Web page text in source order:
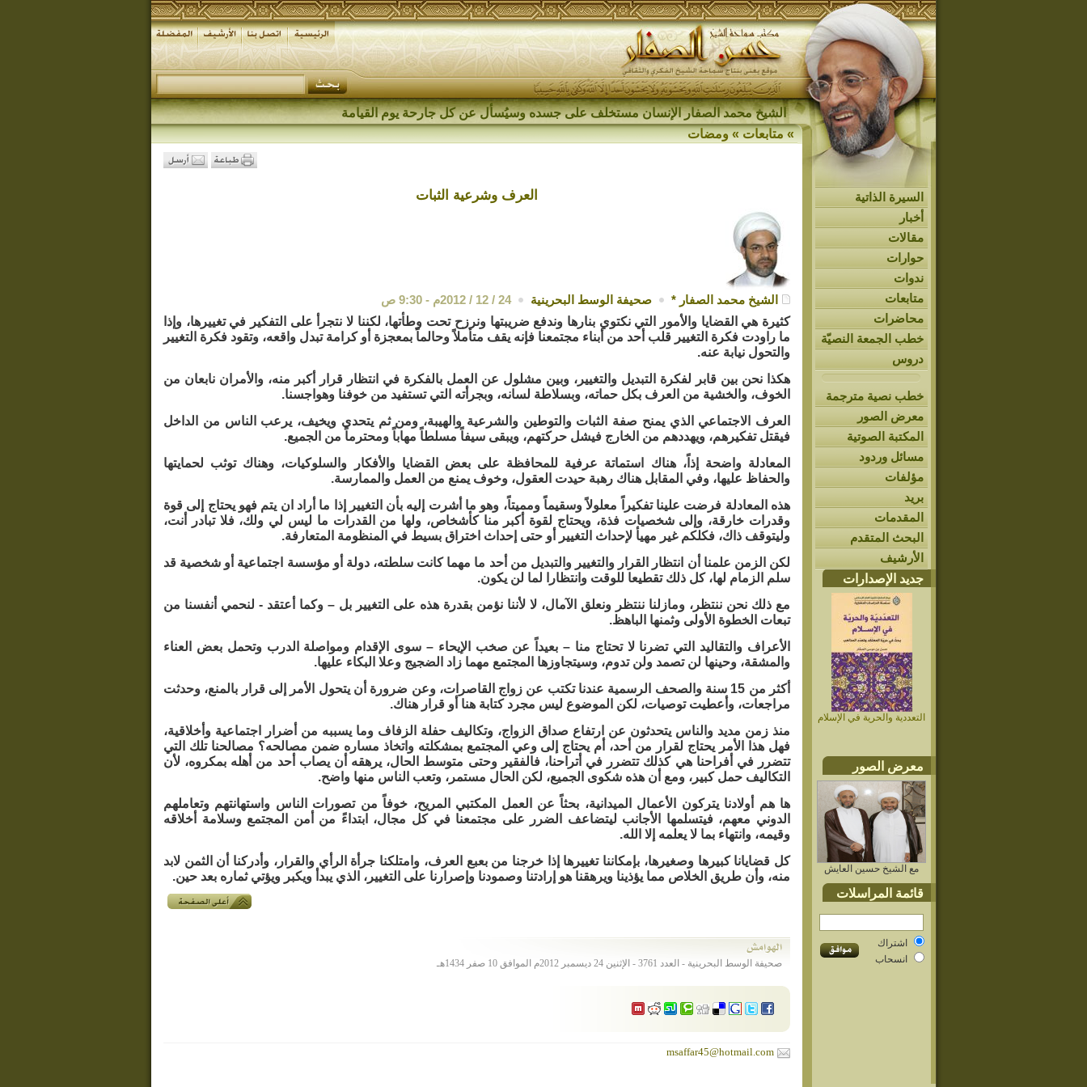
الشيخ محمد الصفار الإنسان مستخلف على جسده وسيُسأل عن كل جارحة يوم القيامة
السيرة الذاتية
أخبار
مقالات
حوارات
ندوات
متابعات
محاضرات
خطب الجمعة النصيّة
دروس
خطب نصية مترجمة
معرض الصور
المكتبة الصوتية
مسائل وردود
مؤلفات
بريد
المقدمات
البحث المتقدم
الأرشيف
جديد الإصدارات
التعددية والحرية في الإسلام
معرض الصور
مع الشيخ حسين العايش
قائمة المراسلات
اشتراك
انسحاب
»متابعات»ومضات
العرف وشرعية الثبات
الشيخ محمد الصفار * صحيفة الوسط البحرينية
24 / 12 / 2012م - 9:30 ص
كثيرة هي القضايا والأمور التي نكتوي بنارها وندفع ضريبتها ونرزح تحت وطأتها، لكننا لا نتجرأ على التفكير في تغييرها، وإذا
ما راودت فكرة التغيير قلب أحد من أبناء مجتمعنا فإنه يقف متأملاً وحالماً بمعجزة أو كرامة تبدل واقعه، وتقود فكرة التغيير
والتحول نيابة عنه.
هكذا نحن بين قابر لفكرة التبديل والتغيير، وبين مشلول عن العمل بالفكرة في انتظار قرار أكبر منه، والأمران نابعان من
الخوف، والخشية من العرف بكل حماته، وبسلاطة لسانه، وبجرأته التي تستفيد من خوفنا وهواجسنا.
العرف الاجتماعي الذي يمنح صفة الثبات والتوطين والشرعية والهيبة، ومن ثم يتحدى ويخيف، يرعب الناس من الداخل
فيقتل تفكيرهم، ويهددهم من الخارج فيشل حركتهم، ويبقى سيفاً مسلطاً مهاباً ومحترماً من الجميع.
المعادلة واضحة إذاً، هناك استماتة عرفية للمحافظة على بعض القضايا والأفكار والسلوكيات، وهناك توثب لحمايتها
والحفاظ عليها، وفي المقابل هناك رهبة حيدت العقول، وخوف يمنع من العمل والممارسة.
هذه المعادلة فرضت علينا تفكيراً معلولاً وسقيماً ومميتاً، وهو ما أشرت إليه بأن التغيير إذا ما أراد ان يتم فهو يحتاج إلى قوة
وقدرات خارقة، وإلى شخصيات فذة، ويحتاج لقوة أكبر منا كأشخاص، ولها من القدرات ما ليس لي ولك، فلا تبادر أنت،
وليتوقف ذاك، فكلكم غير مهيأ لإحداث التغيير أو حتى إحداث اختراق بسيط في المنظومة المتعارفة.
لكن الزمن علمنا أن انتظار القرار والتغيير والتبديل من أحد ما مهما كانت سلطته، دولة أو مؤسسة اجتماعية أو شخصية قد
سلم الزمام لها، كل ذلك تقطيعا للوقت وانتظارا لما لن يكون.
مع ذلك نحن ننتظر، ومازلنا ننتظر ونعلق الآمال، لا لأننا نؤمن بقدرة هذه على التغيير بل – وكما أعتقد - لنحمي أنفسنا من
تبعات الخطوة الأولى وثمنها الباهظ.
الأعراف والتقاليد التي تضرنا لا تحتاج منا – بعيداً عن صخب الإيحاء – سوى الإقدام ومواصلة الدرب وتحمل بعض العناء
والمشقة، وحينها لن تصمد ولن تدوم، وسيتجاوزها المجتمع مهما زاد الضجيج وعلا البكاء عليها.
أكثر من 15 سنة والصحف الرسمية عندنا تكتب عن زواج القاصرات، وعن ضرورة أن يتحول الأمر إلى قرار بالمنع، وحدثت
مراجعات، وأعطيت توصيات، لكن الموضوع ليس مجرد كتابة هنا أو قرار هناك.
منذ زمن مديد والناس يتحدثون عن ارتفاع صداق الزواج، وتكاليف حفلة الزفاف وما يسببه من أضرار اجتماعية وأخلاقية،
فهل هذا الأمر يحتاج لقرار من أحد، أم يحتاج إلى وعي المجتمع بمشكلته واتخاذ مساره ضمن مصالحه؟ مصالحنا تلك التي
تتضرر في أفراحنا هي كذلك تتضرر في أتراحنا، فالفقير وحتى متوسط الحال، يرهقه أن يصاب أحد من أهله بمكروه، لأن
التكاليف حمل كبير، ومع أن هذه شكوى الجميع، لكن الحال مستمر، وتعب الناس منها واضح.
ها هم أولادنا يتركون الأعمال الميدانية، بحثاً عن العمل المكتبي المريح، خوفاً من تصورات الناس واستهانتهم وتعاملهم
الدوني معهم، فيتسلمها الأجانب ليتضاعف الضرر على مجتمعنا في كل مجال، ابتداءً من أمن المجتمع وسلامة أخلاقه
وقيمه، وانتهاء بما لا يعلمه إلا الله.
كل قضايانا كبيرها وصغيرها، بإمكاننا تغييرها إذا خرجنا من بعبع العرف، وامتلكنا جرأة الرأي والقرار، وأدركنا أن الثمن لابد
منه، وأن طريق الخلاص مما يؤذينا ويرهقنا هو إرادتنا وصمودنا وإصرارنا على التغيير، الذي يبدأ ويكبر ويؤتي ثماره بعد حين.
صحيفة الوسط البحرينية - العدد 3761 - الإثنين 24 ديسمبر 2012م الموافق 10 صفر 1434هـ
msaffar45@hotmail.com